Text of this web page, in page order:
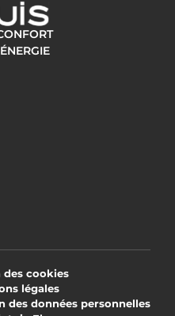
des cookies
légales
données personnelles